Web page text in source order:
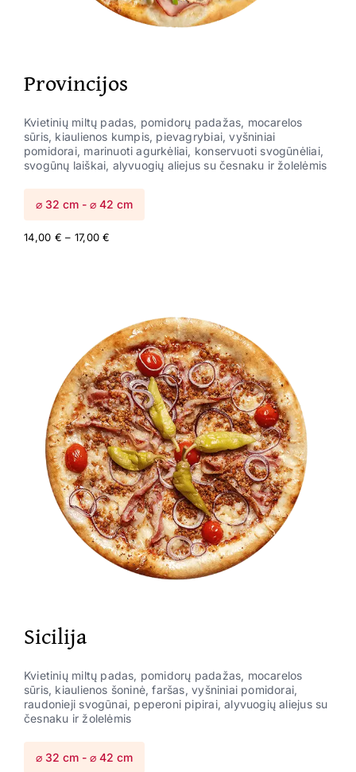
Provincijos
Kvietinių miltų padas, pomidorų padažas, mocarelos
sūris, kiaulienos kumpis, pievagrybiai, vyšniniai
pomidorai, marinuoti agurkėliai, konservuoti svogūnėliai,
svogūnų laiškai, alyvuogių aliejus su česnaku ir žolelėmis
⌀ 32 cm - ⌀ 42 cm
14,00 € – 17,00€
Sicilija
Kvietinių miltų padas, pomidorų padažas, mocarelos
sūris, kiaulienos šoninė, faršas, vyšniniai pomidorai,
raudonieji svogūnai, peperoni pipirai, alyvuogių aliejus su
česnaku ir žolelėmis
⌀ 32 cm - ⌀ 42 cm